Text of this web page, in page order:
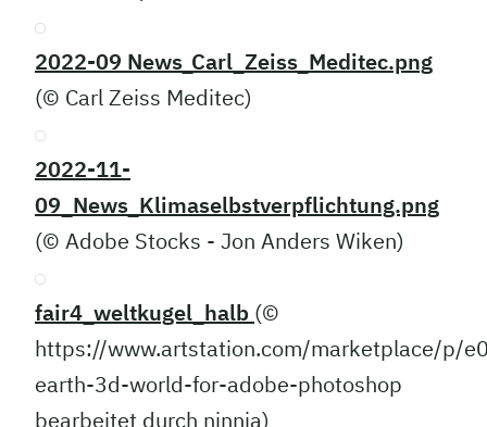
2022-09 News_Carl_Zeiss_Meditec.png
(© Carl Zeiss Meditec)
2022-11-
09_News_Klimaselbstverpflichtung.png
(© Adobe Stocks - Jon Anders Wiken)
fair4_weltkugel_halb (©
https://www.artstation.com/marketplace/p/
earth-3d-world-for-adobe-photoshop
bearbeitet durch ninnia)